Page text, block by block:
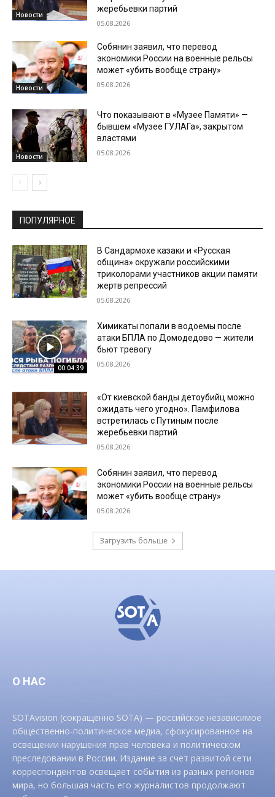
Новости
жеребьевки партий
05.08.2026
Новости
Собянин заявил, что перевод
экономики России на военные рельсы
может «убить вообще страну»
05.08.2026
Новости
Что показывают в «Музее Памяти» —
бывшем «Музее ГУЛАГа», закрытом
властями
05.08.2026
ПОПУЛЯРНОЕ
В Сандармохе казаки и «Русская
община» окружали российскими
триколорами участников акции памяти
жертв репрессий
05.08.2026
00:04:39
Химикаты попали в водоемы после
атаки БПЛА по Домодедово — жители
бьют тревогу
05.08.2026
«От киевской банды детоубийц можно
ожидать чего угодно». Памфилова
встретилась с Путиным после
жеребьевки партий
05.08.2026
Собянин заявил, что перевод
экономики России на военные рельсы
может «убить вообще страну»
05.08.2026
Загрузить больше
О НАС
SOTAvision (сокращенно SOTA) — российское независимое
общественно-политическое медиа, сфокусированное на
освещении нарушения прав человека и политическом
преследовании в России. Издание за счет развитой сети
корреспондентов освещает события из разных регионов
мира, но большая часть его журналистов продолжают